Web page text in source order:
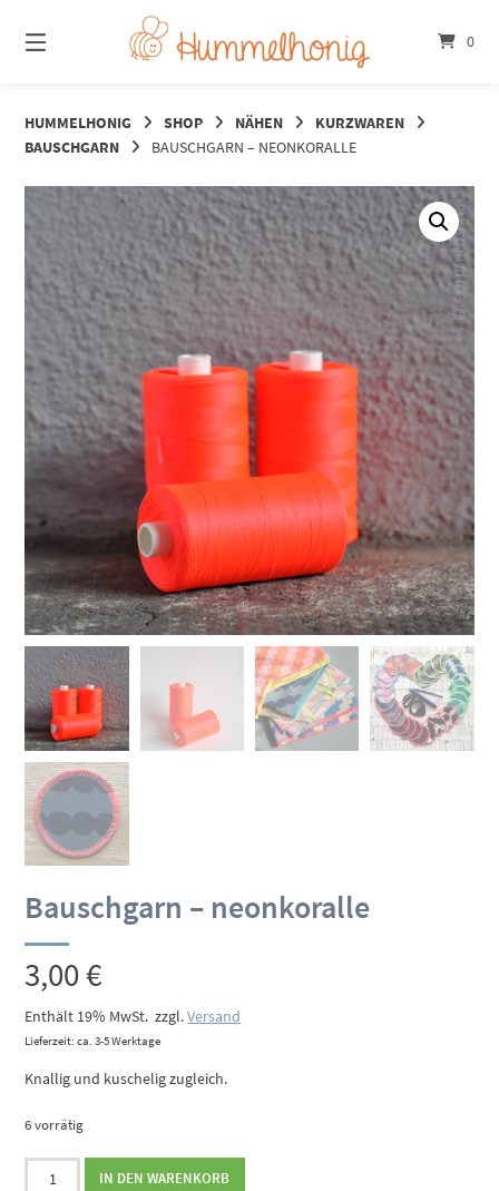
zum
Inhalt
0
HUMMELHONIG SHOP NÄHEN
KURZWAREN
BAUSCHGARN
BAUSCHGARN – NEONKORALLE
Bauschgarn – neonkoralle
3,00€
Enthält 19% MwSt. zzgl.Versand
Lieferzeit: ca. 3-5 Werktage
Knallig und kuschelig zugleich.
6 vorrätig
Bauschgarn
IN DEN WARENKORB